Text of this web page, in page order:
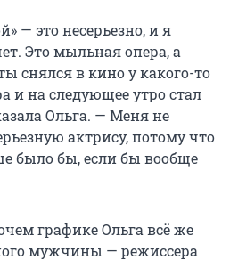
— это несерьезно, и я
Это мыльная опера, а
снялся в кино у какого-то
и на следующее утро стал
Ольга. — Меня не
актрису, потому что
было бы, если бы вообще
графике Ольга всё же
мужчины — режиссера